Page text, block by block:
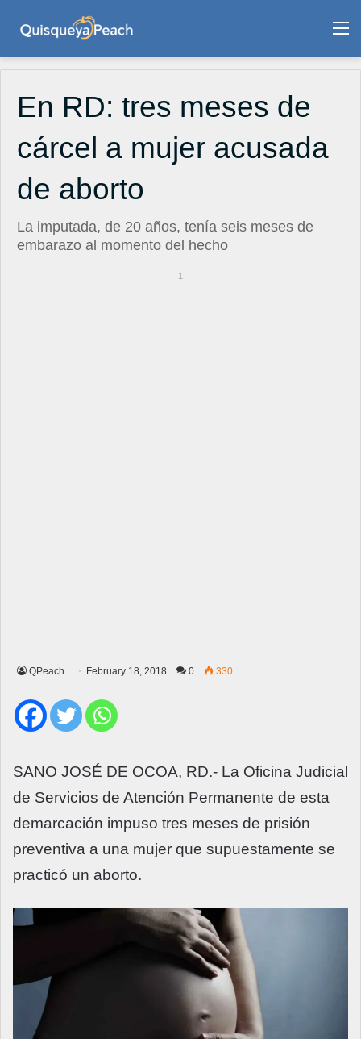
En RD: tres meses de
cárcel a mujer acusada
de aborto
La imputada, de 20 años, tenía seis meses de
embarazo al momento del hecho
1
QPeach February 18, 2018 0 330
SANO JOSÉ DE OCOA, RD.- La Oficina Judicial
de Servicios de Atención Permanente de esta
demarcación impuso tres meses de prisión
preventiva a una mujer que supuestamente se
practicó un aborto.